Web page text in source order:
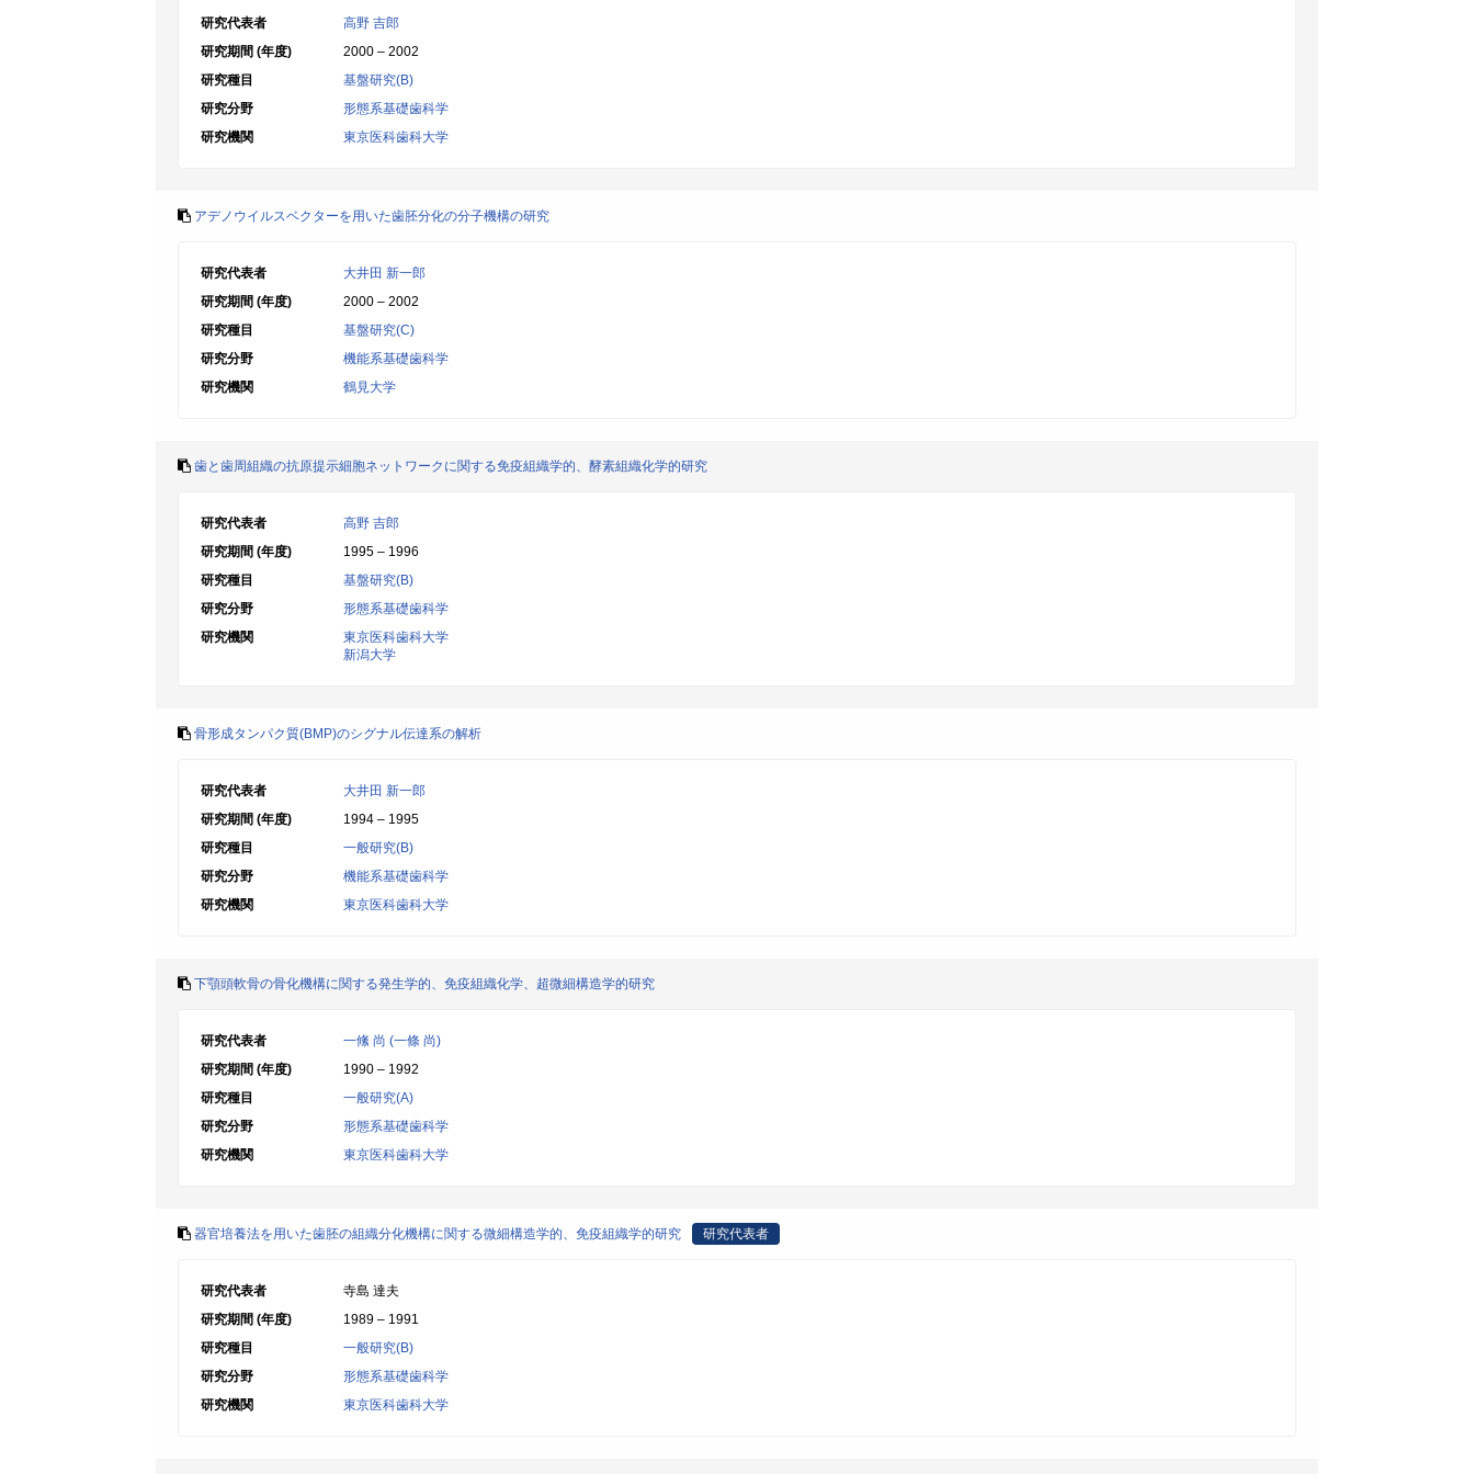
研究代表者
高野 吉郎
研究期間 (年度)
2000 – 2002
研究種目
基盤研究(B)
研究分野
形態系基礎歯科学
研究機関
東京医科歯科大学
アデノウイルスベクターを用いた歯胚分化の分子機構の研究
研究代表者
大井田 新一郎
研究期間 (年度)
2000 – 2002
研究種目
基盤研究(C)
研究分野
機能系基礎歯科学
研究機関
鶴見大学
歯と歯周組織の抗原提示細胞ネットワークに関する免疫組織学的、酵素組織化学的研究
研究代表者
高野 吉郎
研究期間 (年度)
1995 – 1996
研究種目
基盤研究(B)
研究分野
形態系基礎歯科学
研究機関
東京医科歯科大学
新潟大学
骨形成タンパク質(BMP)のシグナル伝達系の解析
研究代表者
大井田 新一郎
研究期間 (年度)
1994 – 1995
研究種目
一般研究(B)
研究分野
機能系基礎歯科学
研究機関
東京医科歯科大学
下顎頭軟骨の骨化機構に関する発生学的、免疫組織化学、超微細構造学的研究
研究代表者
一絛 尚 (一條 尚)
研究期間 (年度)
1990 – 1992
研究種目
一般研究(A)
研究分野
形態系基礎歯科学
研究機関
東京医科歯科大学
器官培養法を用いた歯胚の組織分化機構に関する微細構造学的、免疫組織学的研究 研究代表者
研究代表者
寺島 達夫
研究期間 (年度)
1989 – 1991
研究種目
一般研究(B)
研究分野
形態系基礎歯科学
研究機関
東京医科歯科大学